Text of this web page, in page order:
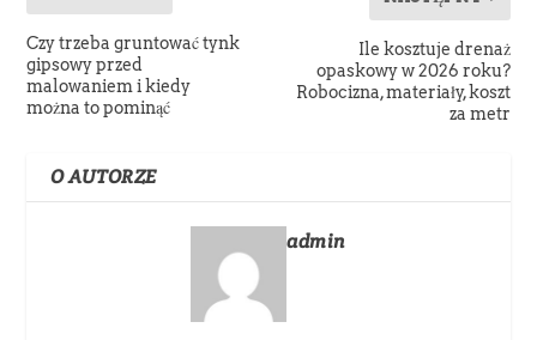
Czy trzeba gruntować tynk
gipsowy przed
malowaniem i kiedy
można to pominąć
Ile kosztuje drenaż
opaskowy w 2026 roku?
Robocizna, materiały, koszt
za metr
O AUTORZE
admin